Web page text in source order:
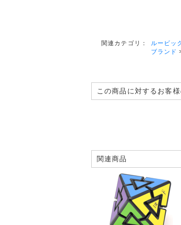
関連カテゴリ： ルービッ
ブランド
この商品に対するお客
関連商品